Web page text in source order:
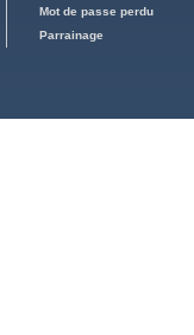
Mot de passe perdu
Parrainage